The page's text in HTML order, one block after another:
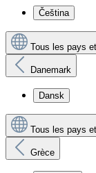
Čeština
Tous les pays
Danemark
Dansk
Tous les pays
Grèce